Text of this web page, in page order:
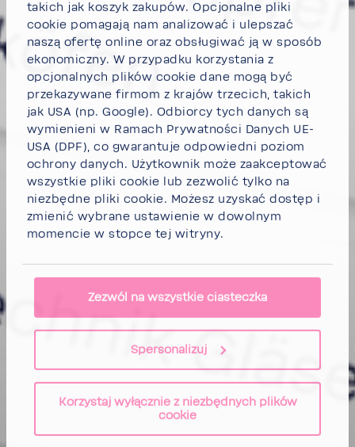
takich jak koszyk zakupów. Opcjonalne pliki
cookie pomagają nam analizować i ulepszać
naszą ofertę online oraz obsługiwać ją w sposób
ekonomiczny. W przypadku korzystania z
opcjonalnych plików cookie dane mogą być
przekazywane firmom z krajów trzecich, takich
jak USA (np. Google). Odbiorcy tych danych są
wymienieni w Ramach Prywatności Danych UE-
USA (DPF), co gwarantuje odpowiedni poziom
ochrony danych. Użytkownik może zaakceptować
wszystkie pliki cookie lubzezwolić tylko na
niezbędne pliki cookie. Możesz uzyskać dostęp i
zmienić wybrane ustawienie w dowolnym
momencie w stopce tej witryny.
Zezwól na wszystkie ciasteczka
Spersonalizuj
Korzystaj wyłącznie z niezbędnych plików
cookie